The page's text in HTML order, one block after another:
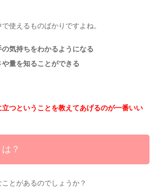
使えるものばかりですよね。
気持ちをわかるようになる
量を知ることができる
つということを教えてあげるのが一番いい
？
とがあるのでしょうか？